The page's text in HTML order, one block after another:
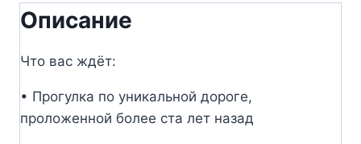
Описание
Что вас ждёт:
• Прогулка по уникальной дороге,
проложенной более ста лет назад